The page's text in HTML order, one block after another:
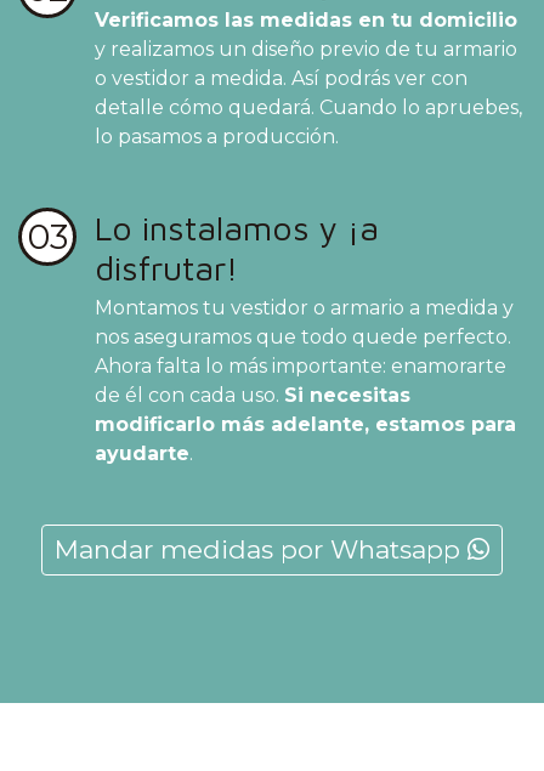
Verificamos las medidas en tu domicilio
y realizamos un diseño previo de tu armario
o vestidor a medida. Así podrás ver con
detalle cómo quedará. Cuando lo apruebes,
lo pasamos a producción.
03
Lo instalamos y ¡a
disfrutar!
Montamos tu vestidor o armario a medida y
nos aseguramos que todo quede perfecto.
Ahora falta lo más importante: enamorarte
de él con cada uso. Si necesitas
modificarlo más adelante, estamos para
ayudarte.
Mandar medidas por Whatsapp